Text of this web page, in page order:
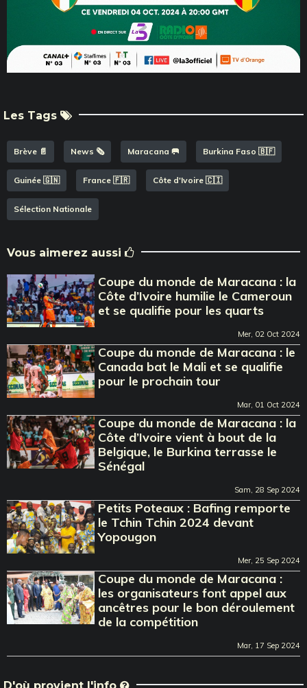
Les Tags
Brève 📄 News 🗞️ Maracana 🥅 Burkina Faso 🇧🇫
Guinée 🇬🇳 France 🇫🇷 Côte d'Ivoire 🇨🇮
Sélection Nationale
Vous aimerez aussi
Coupe du monde de Maracana : la
Côte d’Ivoire humilie le Cameroun
et se qualifie pour les quarts
Mer, 02 Oct 2024
Coupe du monde de Maracana : le
Canada bat le Mali et se qualifie
pour le prochain tour
Mar, 01 Oct 2024
Coupe du monde de Maracana : la
Côte d’Ivoire vient à bout de la
Belgique, le Burkina terrasse le
Sénégal
Sam, 28 Sep 2024
Petits Poteaux : Bafing remporte
le Tchin Tchin 2024 devant
Yopougon
Mer, 25 Sep 2024
Coupe du monde de Maracana :
les organisateurs font appel aux
ancêtres pour le bon déroulement
de la compétition
Mar, 17 Sep 2024